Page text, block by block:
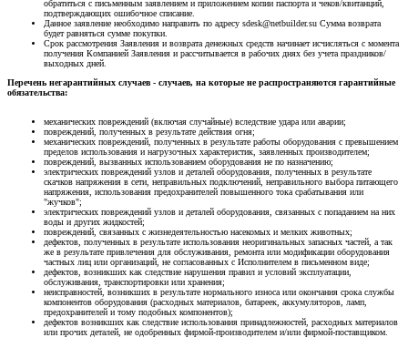
обратиться с письменным заявлением и приложением копии паспорта и чеков/квитанций,
подтверждающих ошибочное списание.
Данное заявление необходимо направить по адресу sdesk@netbuilder.su Сумма возврата
будет равняться сумме покупки.
Срок рассмотрения Заявления и возврата денежных средств начинает исчисляться с момента
получения Компанией Заявления и рассчитывается в рабочих днях без учета праздников/
выходных дней.
Перечень негарантийных случаев - случаев, на которые не распространяются гарантийные
обязательства:
механических повреждений (включая случайные) вследствие удара или аварии;
повреждений, полученных в результате действия огня;
механических повреждений, полученных в результате работы оборудования с превышением
пределов использования и нагрузочных характеристик, заявленных производителем;
повреждений, вызванных использованием оборудования не по назначению;
электрических повреждений узлов и деталей оборудования, полученных в результате
скачков напряжения в сети, неправильных подключений, неправильного выбора питающего
напряжения, использования предохранителей повышенного тока срабатывания или
"жучков";
электрических повреждений узлов и деталей оборудования, связанных с попаданием на них
воды и других жидкостей;
повреждений, связанных с жизнедеятельностью насекомых и мелких животных;
дефектов, полученных в результате использования неоригинальных запасных частей, а так
же в результате привлечения для обслуживания, ремонта или модификации оборудования
частных лиц или организаций, не согласованных с Исполнителем в письменном виде;
дефектов, возникших как следствие нарушения правил и условий эксплуатации,
обслуживания, транспортировки или хранения;
неисправностей, возникших в результате нормального износа или окончания срока службы
компонентов оборудования (расходных материалов, батареек, аккумуляторов, ламп,
предохранителей и тому подобных компонентов);
дефектов возникших как следствие использования принадлежностей, расходных материалов
или прочих деталей, не одобренных фирмой-производителем и/или фирмой-поставщиком.